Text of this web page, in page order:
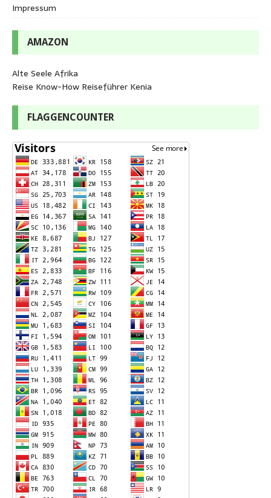
Impressum
AMAZON
Alte Seele Afrika
Reise Know-How Reiseführer Kenia
FLAGGENCOUNTER